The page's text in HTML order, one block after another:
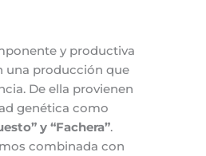
y productiva
una producción que
De ella provienen
genética como
y “Fachera”.
combinada con